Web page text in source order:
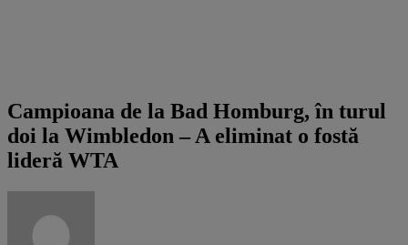
Campioana de la Bad Homburg, în turul
doi la Wimbledon – A eliminat o fostă
lideră WTA